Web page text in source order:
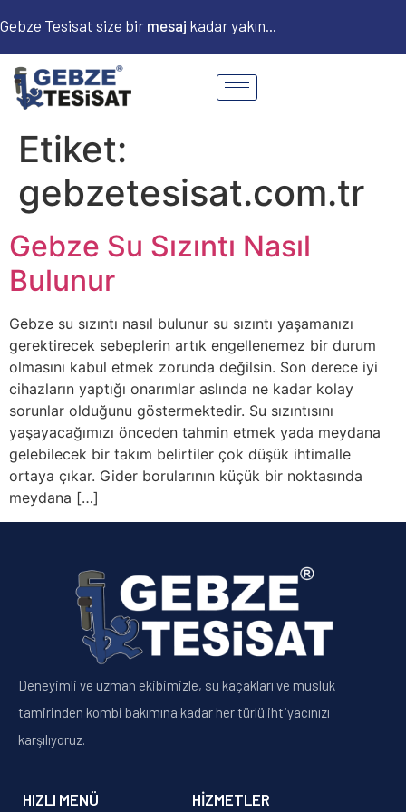
Gebze Tesisat size bir mesaj kadar yakın...
Etiket:
gebzetesisat.com.tr
Gebze Su Sızıntı Nasıl
Bulunur
Gebze su sızıntı nasıl bulunur su sızıntı yaşamanızı
gerektirecek sebeplerin artık engellenemez bir durum
olmasını kabul etmek zorunda değilsin. Son derece iyi
cihazların yaptığı onarımlar aslında ne kadar kolay
sorunlar olduğunu göstermektedir. Su sızıntısını
yaşayacağımızı önceden tahmin etmek yada meydana
gelebilecek bir takım belirtiler çok düşük ihtimalle
ortaya çıkar. Gider borularının küçük bir noktasında
meydana […]
Deneyimli ve uzman ekibimizle, su kaçakları ve musluk
tamirinden kombi bakımına kadar her türlü ihtiyacınızı
karşılıyoruz.
HIZLI MENÜ HIZMETLER